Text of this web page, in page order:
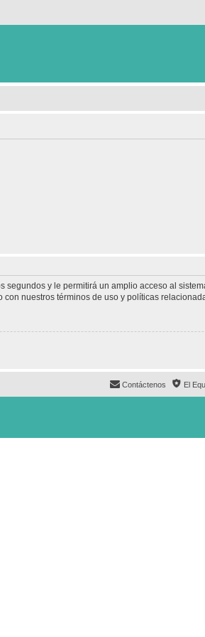
y le permitirá un amplio acceso al
nuestros términos de uso y políticas
El
Contáctenos